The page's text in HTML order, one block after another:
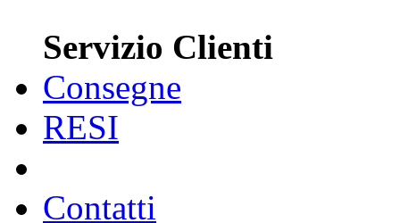
Servizio Clienti
Consegne
RESI
Contatti